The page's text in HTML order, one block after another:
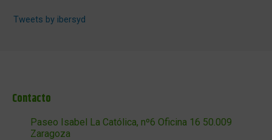
Tweets by ibersyd
Contacto
Paseo Isabel La Católica, nº6 Oficina 16 50.009
Zaragoza